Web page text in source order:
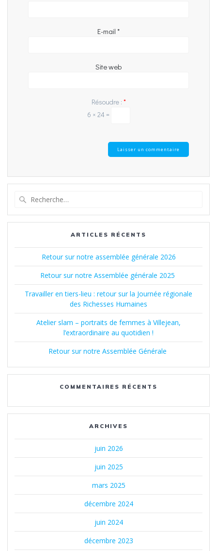
E-mail *
Site web
Résoudre : *
6 × 24 =
:
ARTICLES RÉCENTS
Retour sur notre assemblée générale 2026
Retour sur notre Assemblée générale 2025
Travailler en tiers-lieu : retour sur la Journée régionale
des Richesses Humaines
Atelier slam – portraits de femmes à Villejean,
l’extraordinaire au quotidien !
Retour sur notre Assemblée Générale
COMMENTAIRES RÉCENTS
ARCHIVES
juin 2026
juin 2025
mars 2025
décembre 2024
juin 2024
décembre 2023